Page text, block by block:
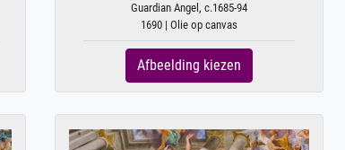
Guardian Angel, c.1685-94
1690 | Olie op canvas
Afbeelding kiezen